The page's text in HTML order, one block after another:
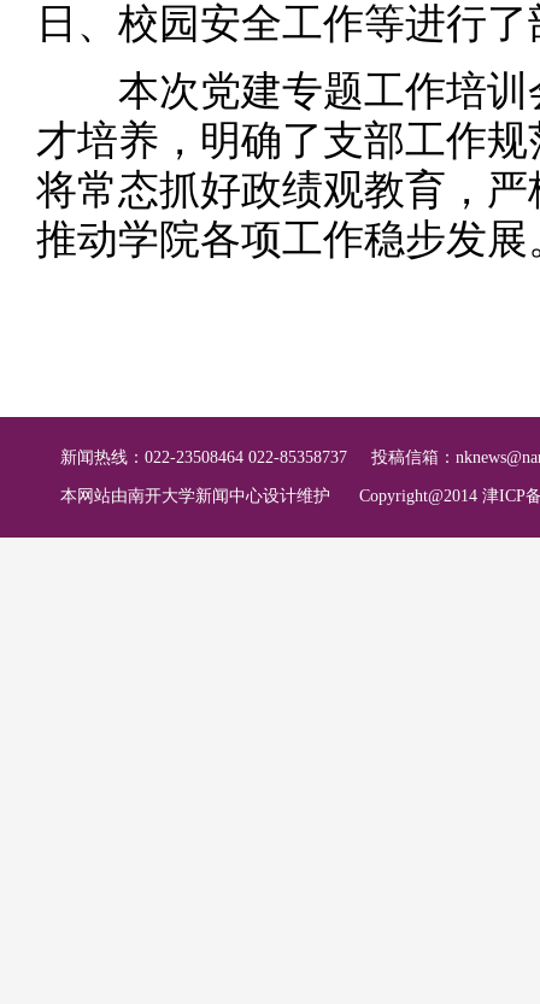
日、校园安全工作等进行
本次党建专题工作培训
才培养，明确了支部工作
将常态抓好政绩观教育，
推动学院各项工作稳步发展
新闻热线：022-23508464 022-85358737 投稿信箱：
本网站由南开大学新闻中心设计维护 Copyright@2014 津ICP